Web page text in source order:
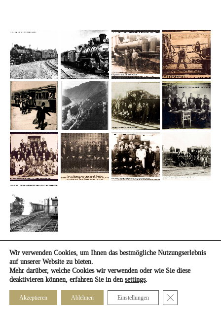
Wir verwenden Cookies, um Ihnen das bestmögliche Nutzungserlebnis
auf unserer Website zu bieten.
Mehr darüber, welche Cookies wir verwenden oder wie Sie diese
deaktivieren können, erfahren Sie in den settings.
Akzeptieren Ablehnen Einstellungen Close GDPR